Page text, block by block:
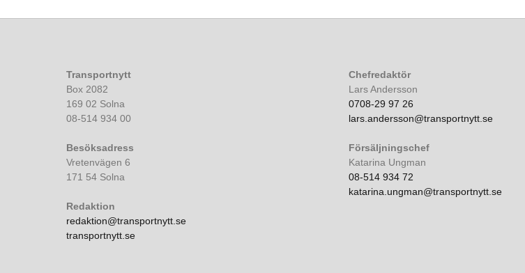
Transportnytt
Box 2082
169 02 Solna
08-514 934 00
Besöksadress
Vretenvägen 6
171 54 Solna
Redaktion
redaktion@transportnytt.se
transportnytt.se
Chefredaktör
Lars Andersson
0708-29 97 26
lars.andersson@transportnytt.se
Försäljningschef
Katarina Ungman
08-514 934 72
katarina.ungman@transportnytt.se